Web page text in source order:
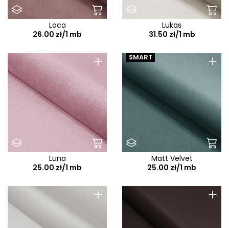
Loca
26.00 zł/1 mb
Lukas
31.50 zł/1 mb
+
Luna
25.00 zł/1 mb
+
SMART
Matt Velvet
25.00 zł/1 mb
+ +